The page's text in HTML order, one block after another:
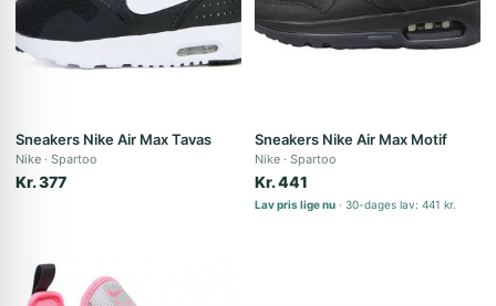
Sneakers Nike Air Max Tavas
Nike Spartoo
Kr. 377
Sneakers Nike Air Max Motif
Nike Spartoo
Kr. 441
Lav pris lige nu 30-dages lav: 441 kr.